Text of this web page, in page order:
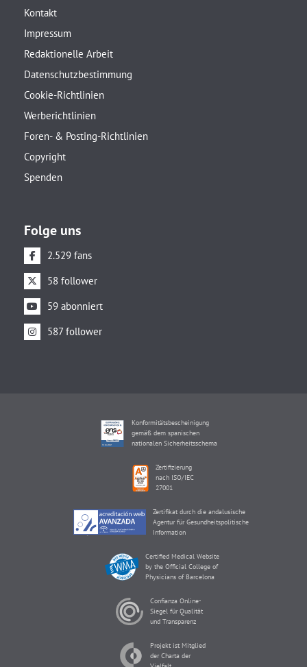
Kontakt
Impressum
Redaktionelle Arbeit
Datenschutzbestimmung
Cookie-Richtlinien
Werberichtlinien
Foren- & Posting-Richtlinien
Copyright
Spenden
Folge uns
2.529 fans
58 follower
59 abonniert
587 follower
Konformitätsbescheinigung
gemäß dem spanischen
nationalen Sicherheitsschema
Zertifizierung
nach ISO/IEC
27001
Zertifikat durch die andalusische
Agentur für Gesundheitspolitische
Information
Certified Medical Website
by the Official College of
Physicians of Barcelona
Confianza Online-
Siegel für Qualität
und Transparenz
Projekt ist Mitglied
der Charta der